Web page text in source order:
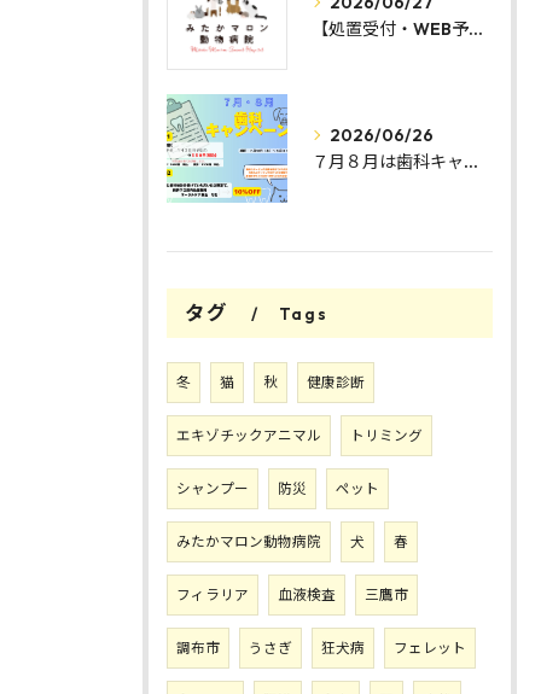
【処置受付・WEB予約方法変更のお知らせ】
2026/06/26
７月８月は歯科キャンペーン🦷
タグ Tags
冬 猫 秋 健康診断
エキゾチックアニマル トリミング
シャンプー 防災 ペット
みたかマロン動物病院 犬 春
フィラリア 血液検査 三鷹市
調布市 うさぎ 狂犬病 フェレット